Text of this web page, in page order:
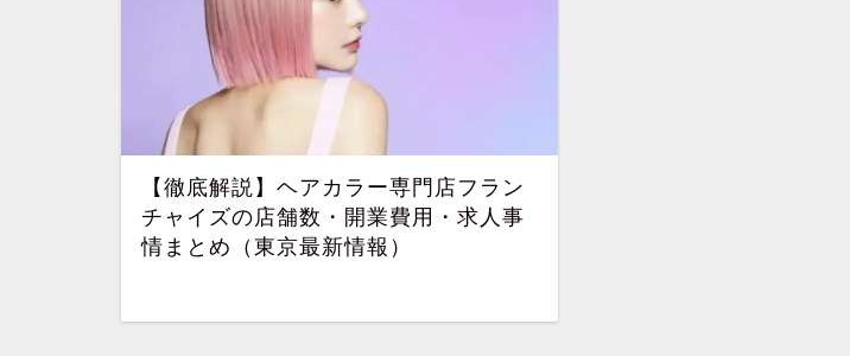
【徹底解説】ヘアカラー専門店フラン
チャイズの店舗数・開業費用・求人事
情まとめ（東京最新情報）